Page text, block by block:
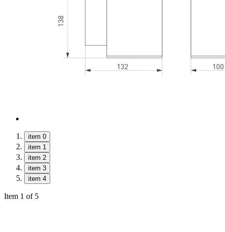
item 0
item 1
item 2
item 3
item 4
Item 1 of 5